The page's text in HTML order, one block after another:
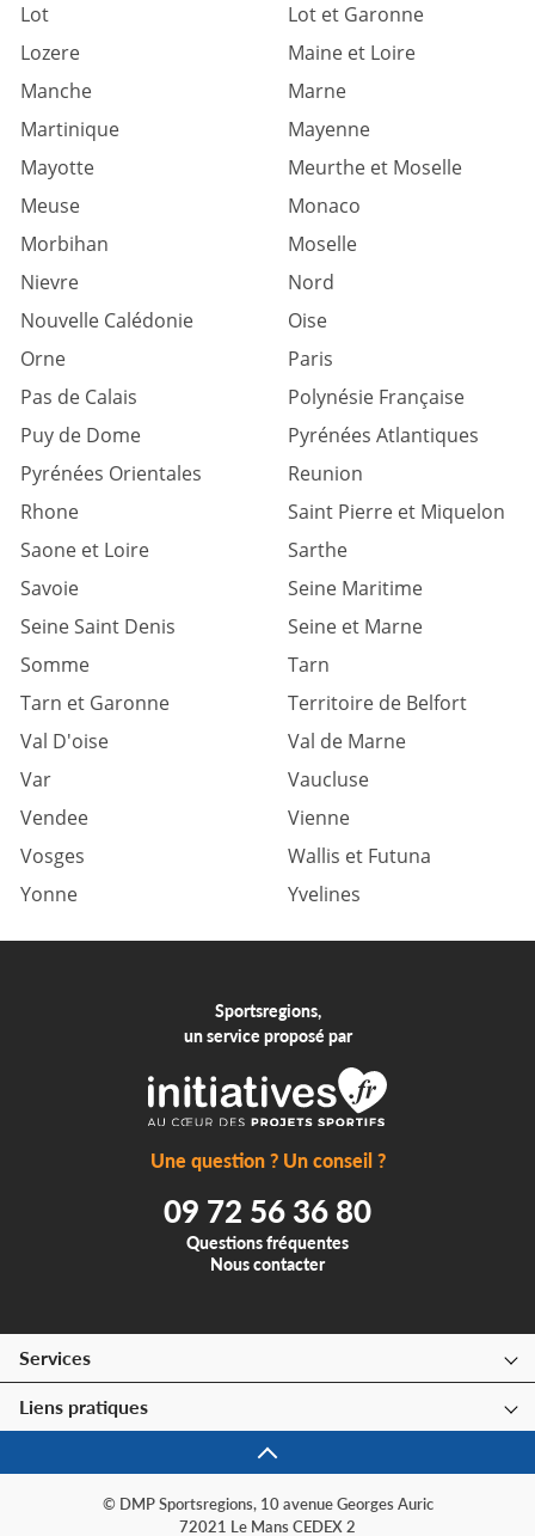
Lot
Lot et Garonne
Lozere
Maine et Loire
Manche
Marne
Martinique
Mayenne
Mayotte
Meurthe et Moselle
Meuse
Monaco
Morbihan
Moselle
Nievre
Nord
Nouvelle Calédonie
Oise
Orne
Paris
Pas de Calais
Polynésie Française
Puy de Dome
Pyrénées Atlantiques
Pyrénées Orientales
Reunion
Rhone
Saint Pierre et Miquelon
Saone et Loire
Sarthe
Savoie
Seine Maritime
Seine Saint Denis
Seine et Marne
Somme
Tarn
Tarn et Garonne
Territoire de Belfort
Val D'oise
Val de Marne
Var
Vaucluse
Vendee
Vienne
Vosges
Wallis et Futuna
Yonne
Yvelines
Sportsregions,
un service proposé par
Une question ? Un conseil ?
09 72 56 36 80
Questions fréquentes
Nous contacter
Services
Liens pratiques
© DMP Sportsregions, 10 avenue Georges Auric
72021 Le Mans CEDEX 2